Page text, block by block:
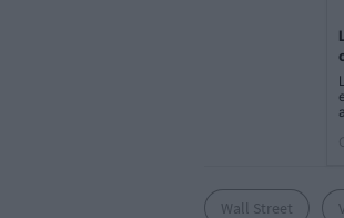
Wall Street